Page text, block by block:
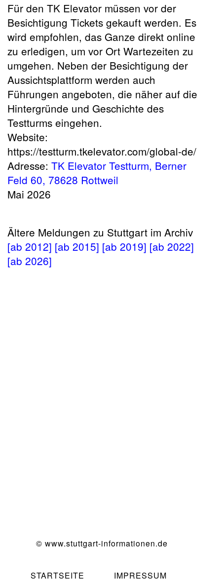
Für den TK Elevator müssen vor der
Besichtigung Tickets gekauft werden. Es
wird empfohlen, das Ganze direkt online
zu erledigen, um vor Ort Wartezeiten zu
umgehen. Neben der Besichtigung der
Aussichtsplattform werden auch
Führungen angeboten, die näher auf die
Hintergründe und Geschichte des
Testturms eingehen.
Website:
https://testturm.tkelevator.com/global-de/
Adresse: TK Elevator Testturm, Berner
Feld 60, 78628 Rottweil
Mai 2026
Ältere Meldungen zu Stuttgart im Archiv
[ab 2012] [ab 2015] [ab 2019] [ab 2022]
[ab 2026]
© www.stuttgart-informationen.de
STARTSEITE IMPRESSUM